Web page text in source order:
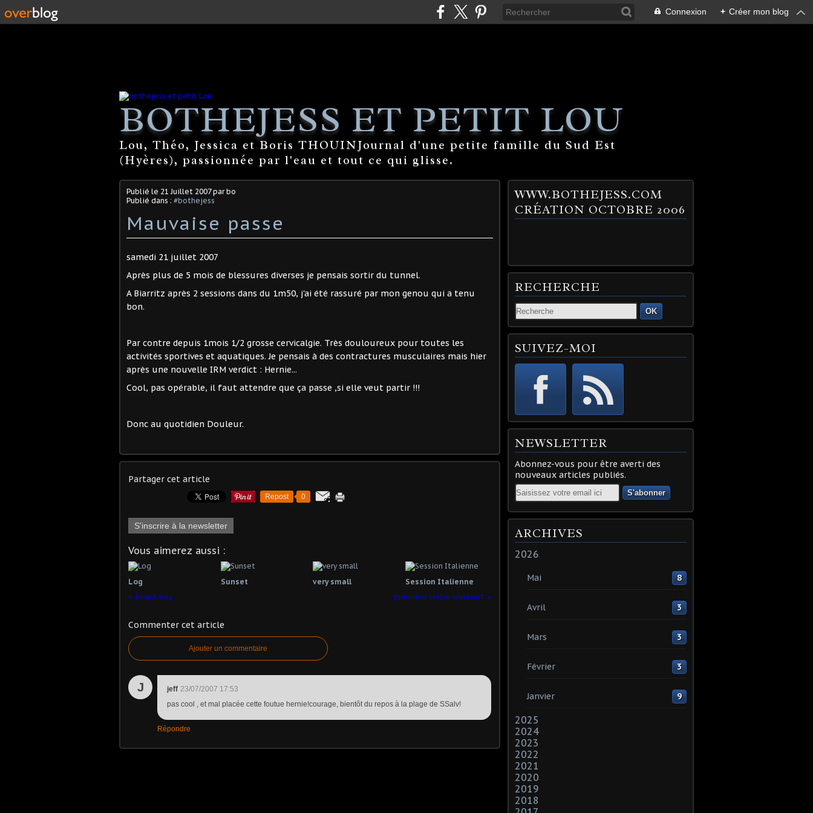
Connexion + Créer mon blog
BOTHEJESS ET PETIT LOU
Lou, Théo, Jessica et Boris THOUINJournal d'une petite famille du Sud Est
(Hyères), passionnée par l'eau et tout ce qui glisse.
Publié le 21 Juillet 2007par bo
Publié dans : #bothejess
Mauvaise passe
samedi 21 juillet 2007
Après plus de 5 mois de blessures diverses je pensais sortir du tunnel.
A Biarritz après 2 sessions dans du 1m50, j'ai été rassuré par mon genou qui a tenu
bon.
Par contre depuis 1mois 1/2 grosse cervicalgie. Très douloureux pour toutes les
activités sportives et aquatiques. Je pensais à des contractures musculaires mais hier
après une nouvelle IRM verdict : Hernie...
Cool, pas opérable, il faut attendre que ça passe ,si elle veut partir !!!
Donc au quotidien Douleur.
Partager cet article
Repost 0
S'inscrire à la newsletter
Vous aimerez aussi :
Log Sunset very small
Session Italienne
beach boy
première sortie windsurf
Commenter cet article
Ajouter un commentaire
J jeff 23/07/2007 17:53
pas cool , et mal placée cette foutue hernie!courage, bientôt du repos à la plage de SSalv!
Répondre
WWW.BOTHEJESS.COM
CRÉATION OCTOBRE 2006
RECHERCHE
OK
SUIVEZ-MOI
NEWSLETTER
Abonnez-vous pour être averti des
nouveaux articles publiés.
Email
ARCHIVES
2026
Mai 8
Avril 3
Mars 3
Février 3
Janvier 9
2025
2024
2023
2022
2021
2020
2019
2018